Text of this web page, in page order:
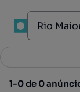
1-0 de 0
1-0 de 0